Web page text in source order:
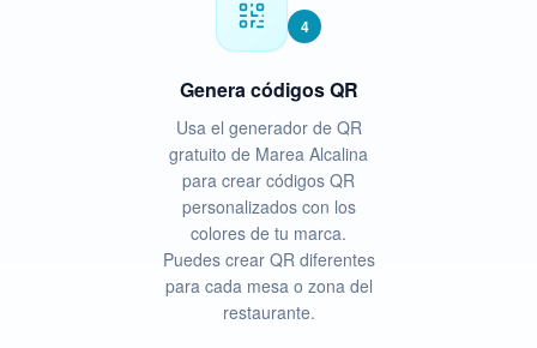
4
Genera códigos QR
Usa el generador de QR
gratuito de Marea Alcalina
para crear códigos QR
personalizados con los
colores de tu marca.
Puedes crear QR diferentes
para cada mesa o zona del
restaurante.